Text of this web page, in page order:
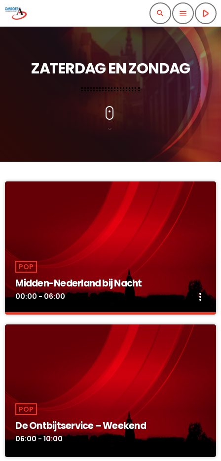
search menu play_arrow
ZATERDAG EN ZONDAG
POP
Midden-Nederland bij Nacht
00:00 - 06:00 more_vert
Midden-Nederland bij Nacht
De beste non-stop muziek!
De beste non-stop muziek om de nacht door te komen.
close
POP
De Ontbijtservice – Weekend
06:00 - 10:00